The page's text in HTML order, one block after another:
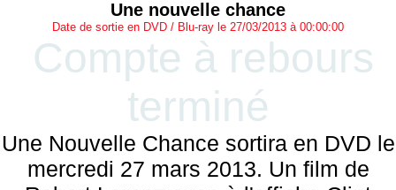
Une nouvelle chance
Date de sortie en DVD / Blu-ray le 27/03/2013 à 00:00:00
Compte à rebours
terminé
Une Nouvelle Chance sortira en DVD le
mercredi 27 mars 2013. Un film de